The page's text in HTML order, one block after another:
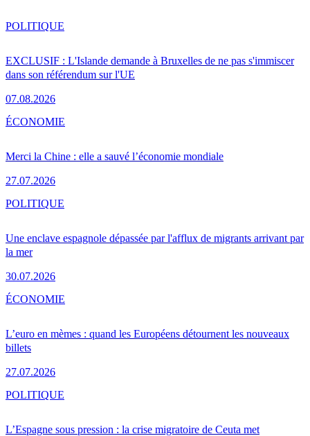
EXCLUSIF : L'Islande demande à Bruxelles de ne pas s'immiscer
dans son référendum sur l'UE
07.08.2026
POLITIQUE
Merci la Chine : elle a sauvé l’économie mondiale
27.07.2026
ÉCONOMIE
Une enclave espagnole dépassée par l'afflux de migrants arrivant par
la mer
30.07.2026
POLITIQUE
L’euro en mèmes : quand les Européens détournent les nouveaux
billets
27.07.2026
ÉCONOMIE
L’Espagne sous pression : la crise migratoire de Ceuta met
POLITIQUE